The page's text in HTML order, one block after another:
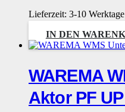
Lieferzeit: 3-10 Werktage
IN DEN
WAREMA
Aktor PF